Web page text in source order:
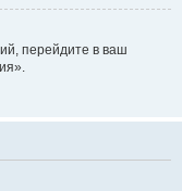
перейдите в ваш